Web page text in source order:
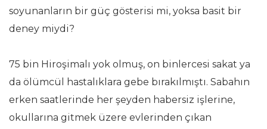
soyunanların bir güç gösterisi mi, yoksa basit bir
deney miydi?
75 bin Hiroşimalı yok olmuş, on binlercesi sakat ya
da ölümcül hastalıklara gebe bırakılmıştı. Sabahın
erken saatlerinde her şeyden habersiz işlerine,
okullarına gitmek üzere evlerinden çıkan